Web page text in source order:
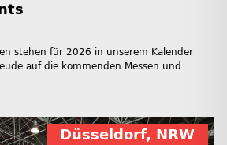
stehen für 2026 in unserem Kalender
auf die kommenden Messen und
Düsseldorf, NRW